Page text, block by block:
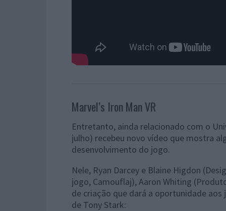
Marvel’s Iron Man VR
Entretanto, ainda relacionado com o
julho) recebeu novo vídeo que mostra
desenvolvimento do jogo.
Nele, Ryan Darcey e Blaine Higdon
jogo, Camouflaj), Aaron Whiting
de criação que dará a oportunidade
de Tony Stark: